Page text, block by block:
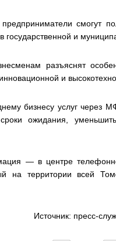
смогут
и
разъяснят
и
бизнесу услуг через
сроки ожидания,
— в центре
на территории всей
Источник: пресс-